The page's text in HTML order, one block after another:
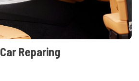
Car Reparing